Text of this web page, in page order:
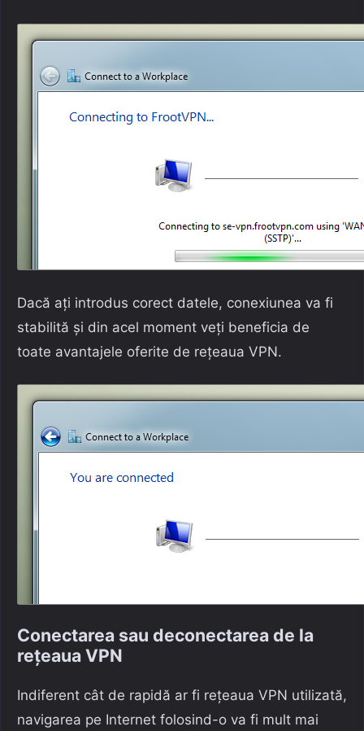
Dacă ați introdus corect datele, conexiunea va fi
stabilită și din acel moment veți beneficia de
toate avantajele oferite de rețeaua VPN.
Conectarea sau deconectarea de la
rețeaua VPN
Indiferent cât de rapidă ar fi rețeaua VPN utilizată,
navigarea pe Internet folosind-o va fi mult mai